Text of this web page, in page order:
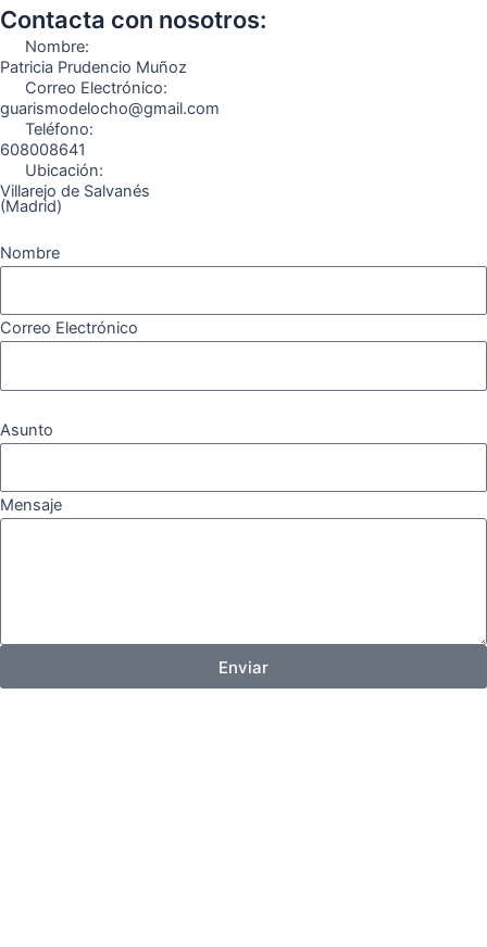
o
o
k
g
a
m
r
Contacta con nosotros:
Nombre:
Patricia Prudencio Muñoz
Correo Electrónico:
guarismodelocho@gmail.com
Teléfono:
608008641
Ubicación:
Villarejo de Salvanés
(Madrid)
Nombre
Correo Electrónico
Asunto
Mensaje
Enviar